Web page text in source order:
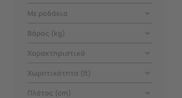
Με ροδάκια
Βάρος (kg)
Χαρακτηριστικά
Χωρητικότητα (lt)
Πλάτος (cm)